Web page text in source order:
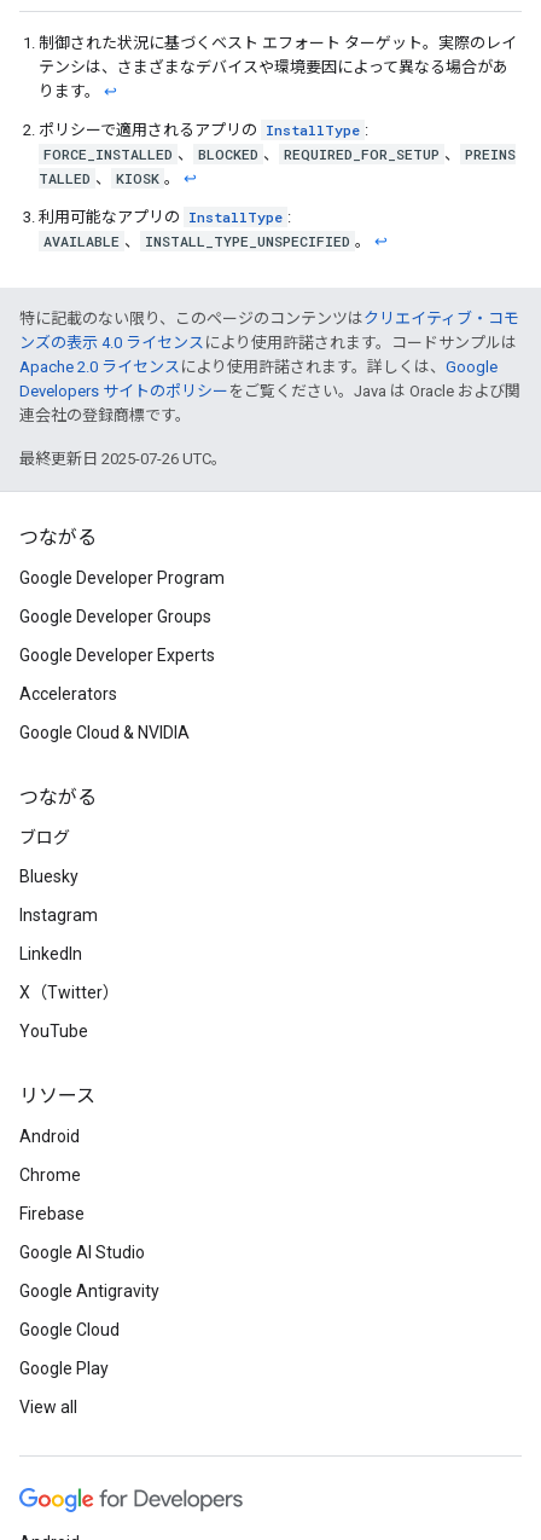
制御された状況に基づくベスト エフォート ターゲット。実際のレイ
テンシは、さまざまなデバイスや環境要因によって異なる場合があ
ります。 ↩
ポリシーで適用されるアプリの InstallType :
FORCE_INSTALLED 、 BLOCKED 、 REQUIRED_FOR_SETUP 、
PREINS
TALLED 、 KIOSK 。 ↩
利用可能なアプリの InstallType :
AVAILABLE 、 INSTALL_TYPE_UNSPECIFIED 。 ↩
特に記載のない限り、このページのコンテンツはクリエイティブ・コモ
ンズの表示 4.0 ライセンス により使用許諾されます。コードサンプルは
Apache 2.0 ライセンス により使用許諾されます。詳しくは、 Google
Developers サイトのポリシー をご覧ください。Java は Oracle および関
連会社の登録商標です。
最終更新日 2025-07-26 UTC。
つながる
Google Developer Program
Google Developer Groups
Google Developer Experts
Accelerators
Google Cloud & NVIDIA
つながる
ブログ
Bluesky
Instagram
LinkedIn
X（Twitter）
YouTube
リソース
Android
Chrome
Firebase
Google AI Studio
Google Antigravity
Google Cloud
Google Play
View all